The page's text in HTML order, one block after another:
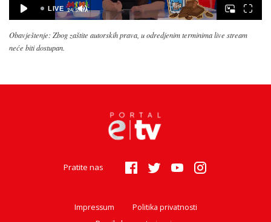
Obavještenje: Zbog zaštite autorskih prava, u odredjenim terminima live stream
neće biti dostupan.
Pratite nas
Impressum
Politika privatnosti